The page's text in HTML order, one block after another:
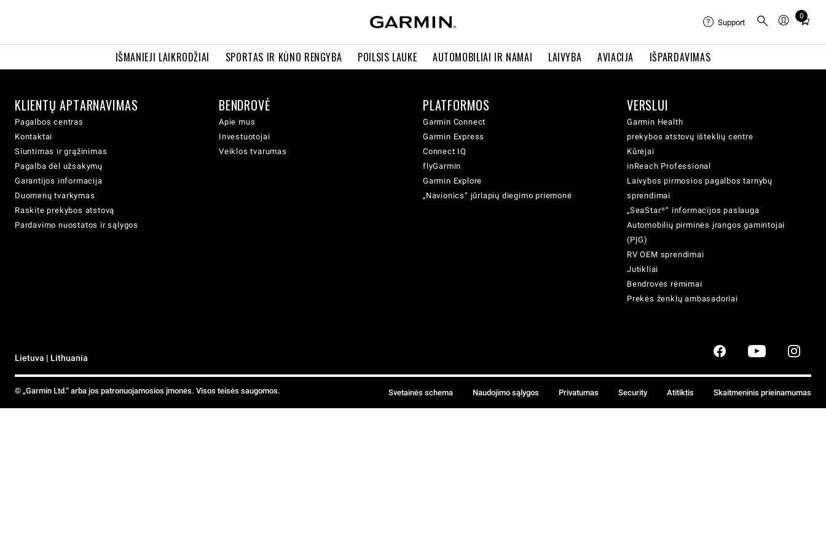
IŠMANIEJI LAIKRODŽIAI SPORTAS IR KŪNO RENGYBA POILSIS LAUKE AUTOMOBILIAI IR NAMAI LAIVYBA AVIACIJA IŠPARDAVIMAS
Support
0
Total
cart:
KLIENTŲ APTARNAVIMAS
Pagalbos centras
Kontaktai
Siuntimas ir grąžinimas
Pagalba dėl užsakymų
Garantijos informacija
Duomenų tvarkymas
Raskite prekybos atstovą
Pardavimo nuostatos ir sąlygos
BENDROVĖ
Apie mus
Investuotojai
Veiklos tvarumas
PLATFORMOS
Garmin Connect
Garmin Express
Connect IQ
flyGarmin
Garmin Explore
„Navionics“ jūrlapių diegimo priemonė
VERSLUI
Garmin Health
prekybos atstovų išteklių centre
Kūrėjai
inReach Professional
Laivybos pirmosios pagalbos tarnybų
sprendimai
„SeaStar®“ informacijos paslauga
Automobilių pirminės įrangos gamintojai
(PĮG)
RV OEM sprendimai
Jutikliai
Bendrovės rėmimai
Prekės ženklų ambasadoriai
Lietuva | Lithuania
© „Garmin Ltd.“ arba jos patronuojamosios įmonės. Visos teisės saugomos. Svetainės schema Naudojimo sąlygos Privatumas Security Atitiktis Skaitmeninis prieinamumas